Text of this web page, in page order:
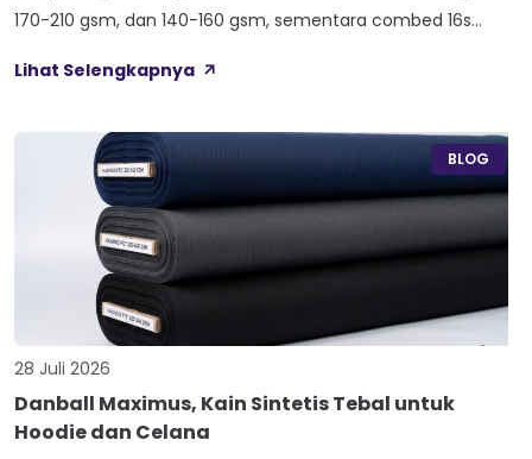
170-210 gsm, dan 140-160 gsm, sementara combed 16s
satu kaos terasa berat dan kokoh, sedangkan kaos lain
konveksi baru tertukar […]
Lihat Selengkapnya
BLOG
28 Juli 2026
Danball Maximus, Kain Sintetis Tebal untuk
Hoodie dan Celana